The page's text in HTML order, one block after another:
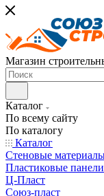
Магазин
Каталог
По всему сайту
По каталогу
Каталог
Стеновые
Пластиковые панели
Ц-Пласт
Союз-пласт